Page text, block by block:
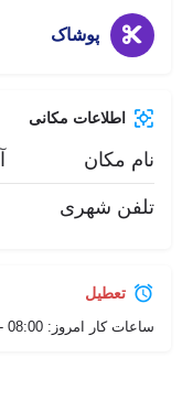
پوشاک
اطلاعات مکانی
نام مکان
تلفن شهری
تعطیل
ساعات کار امروز: 08:00 - 13:00